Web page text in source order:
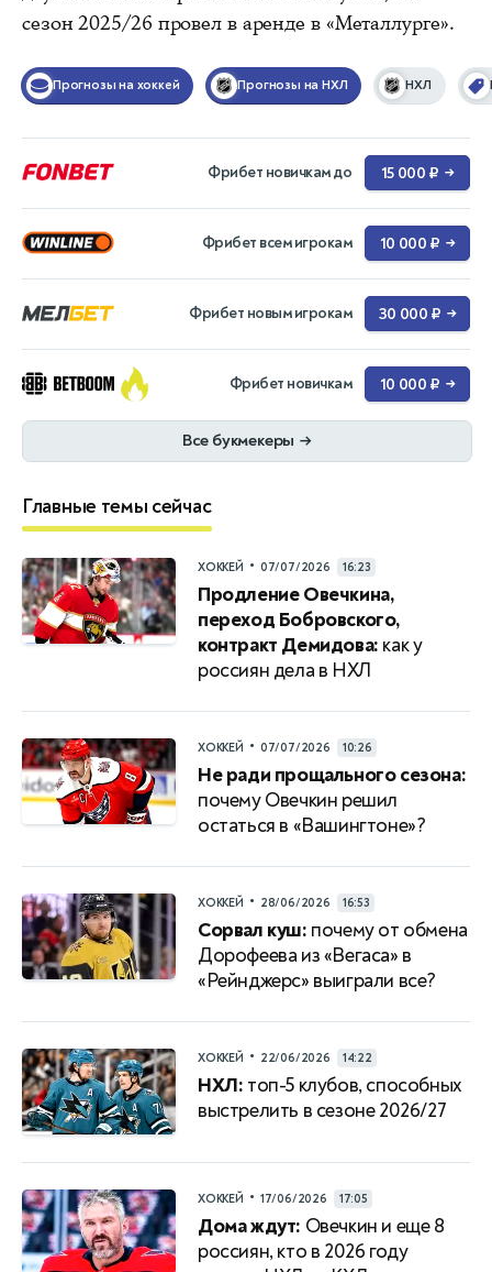
сезон 2025/26 провел в аренде в «Металлурге».
Прогнозы на хоккей Прогнозы на НХЛ НХЛ
Фрибет новичкам до 15 000 ₽ →
Фрибет всем игрокам 10 000 ₽ →
Фрибет новым игрокам 30 000 ₽ →
Фрибет новичкам 10 000 ₽ →
Все букмекеры →
Главные темы сейчас
ХОККЕЙ • 07/07/2026 16:23
Продление Овечкина,
переход Бобровского,
контракт Демидова: как у
россиян дела в НХЛ
ХОККЕЙ • 07/07/2026 10:26
Не ради прощального сезона:
почему Овечкин решил
остаться в «Вашингтоне»?
ХОККЕЙ • 28/06/2026 16:53
Сорвал куш: почему от обмена
Дорофеева из «Вегаса» в
«Рейнджерс» выиграли все?
ХОККЕЙ • 22/06/2026 14:22
НХЛ: топ-5 клубов, способных
выстрелить в сезоне 2026/27
ХОККЕЙ • 17/06/2026 17:05
Дома ждут: Овечкин и еще 8
россиян, кто в 2026 году